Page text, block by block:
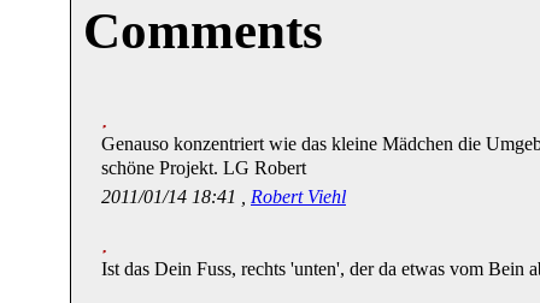
Comments
Genauso konzentriert wie das kleine Mädchen die
schöne Projekt. LG Robert
2011/01/14 18:41 , Robert Viehl
Ist das Dein Fuss, rechts 'unten', der da etwas vom Bein